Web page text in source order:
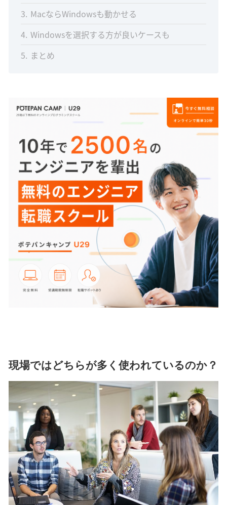
3 MacならWindowsも動かせる
4 Windowsを選択する方が良いケースも
5 まとめ
現場ではどちらが多く使われているのか？